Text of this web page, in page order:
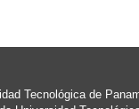
Tecnológica de